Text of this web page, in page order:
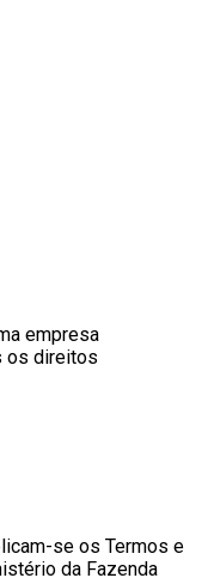
empresa
os direitos
se os Termos e
da Fazenda